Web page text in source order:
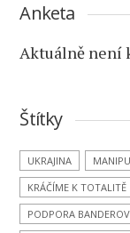
Anketa
Aktuálně není
Štítky
UKRAJINA
KRÁČÍME K TOTALITĚ
PODPORA